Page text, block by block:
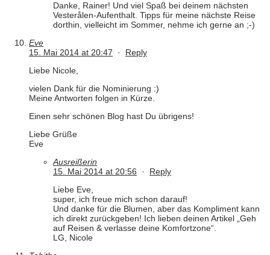
Danke, Rainer! Und viel Spaß bei deinem nächsten
Vesterålen-Aufenthalt. Tipps für meine nächste Reise
dorthin, vielleicht im Sommer, nehme ich gerne an ;-)
Eve
15. Mai 2014 at 20:47 · Reply
Liebe Nicole,
vielen Dank für die Nominierung :)
Meine Antworten folgen in Kürze.
Einen sehr schönen Blog hast Du übrigens!
Liebe Grüße
Eve
Ausreißerin
15. Mai 2014 at 20:56 · Reply
Liebe Eve,
super, ich freue mich schon darauf!
Und danke für die Blumen, aber das Kompliment kann
ich direkt zurückgeben! Ich lieben deinen Artikel „Geh
auf Reisen & verlasse deine Komfortzone“.
LG, Nicole